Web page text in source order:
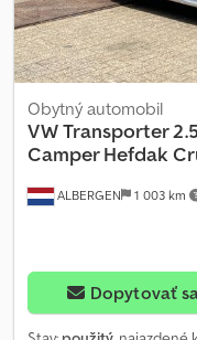
ALBERGEN 1 003 km
Obytný automobil
VWTransporter
Camper Hefdak
Dopytovať